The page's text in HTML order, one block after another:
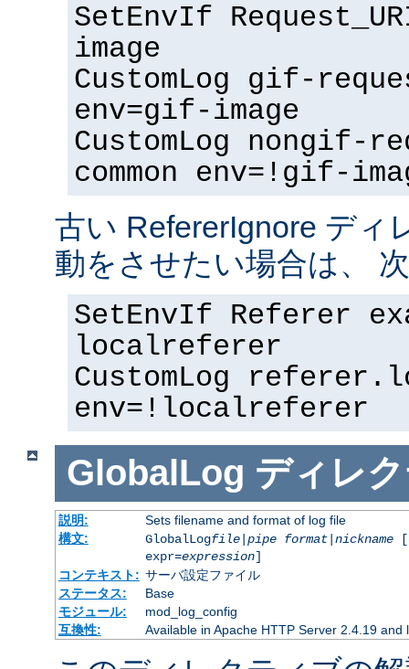
SetEnvIf
image
CustomLog gif-
env=gif-image
CustomLog nongif-
common env=!gif-
古い RefererIgnore ディ
動をさせたい場合は、
SetEnvIf Referer
localreferer
CustomLog
env=!localreferer
GlobalLog ディレ
説明:
Sets filename and format of log file
構文:
GlobalLogfile| pipe format| nickname
expr=expression]
コンテキスト: サーバ設定ファイル
ステータス:
Base
モジュール:
mod_log_config
互換性:
Available in Apache HTTP Server 2.4.19 and